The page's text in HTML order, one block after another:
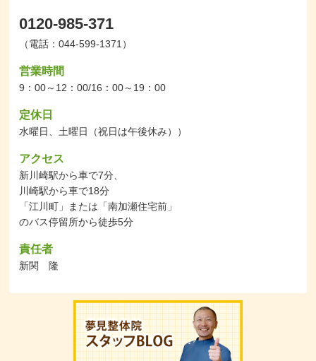
0120-985-371
（電話：044-599-1371）
営業時間
9：00～12：00/16：00～19：00
定休日
水曜日、土曜日（祝日は午後休み））
アクセス
新川崎駅から車で7分、
川崎駅から車で18分
「江川町」または「南加瀬住宅前」
のバス停留所から徒歩5分
責任者
新関 隆